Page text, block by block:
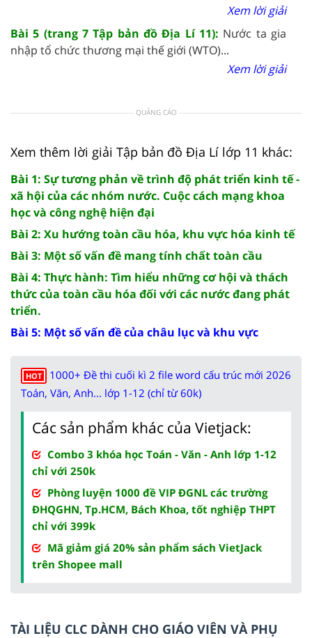
Xem lời giải
Bài 5 (trang 7 Tập bản đồ Địa Lí 11): Nước ta gia
nhập tổ chức thương mại thế giới (WTO)...
Xem lời giải
QUẢNG CÁO
Xem thêm lời giải Tập bản đồ Địa Lí lớp 11 khác:
Bài 1: Sự tương phản về trình độ phát triển kinh tế -
xã hội của các nhóm nước. Cuộc cách mạng khoa
học và công nghệ hiện đại
Bài 2: Xu hướng toàn cầu hóa, khu vực hóa kinh tế
Bài 3: Một số vấn đề mang tính chất toàn cầu
Bài 4: Thực hành: Tìm hiểu những cơ hội và thách
thức của toàn cầu hóa đối với các nước đang phát
triển.
Bài 5: Một số vấn đề của châu lục và khu vực
HOT
1000+ Đề thi cuối kì 2 file word cấu trúc mới 2026
Toán, Văn, Anh... lớp 1-12 (chỉ từ 60k)
Các sản phẩm khác của Vietjack:
Combo 3 khóa học Toán - Văn - Anh lớp 1-12
chỉ với 250k
Phòng luyện 1000 đề VIP ĐGNL các trường
ĐHQGHN, Tp.HCM, Bách Khoa, tốt nghiệp THPT
chỉ với 399k
Mã giảm giá 20% sản phẩm sách VietJack
trên Shopee mall
TÀI LIỆU CLC DÀNH CHO GIÁO VIÊN VÀ PHỤ